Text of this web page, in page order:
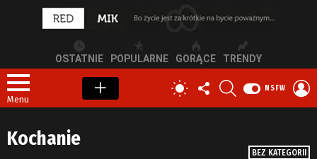
OSTATNIE POPULARNE GORĄCE TRENDY
Menu
PRZEŁĄCZ
SKÓRKĘ
OBSERWUJ
NAS
NSFW
BEZ KATEGORII
Kochanie